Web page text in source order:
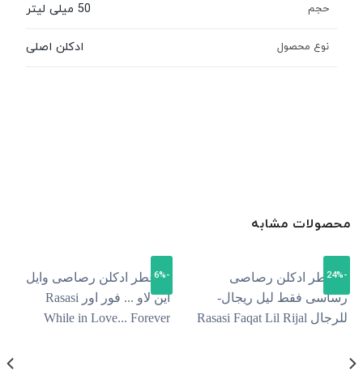
حجم 50 میلی لیتر
نوع محصول ادکلن اصلی
محصولات مشابه
-24%
-6%